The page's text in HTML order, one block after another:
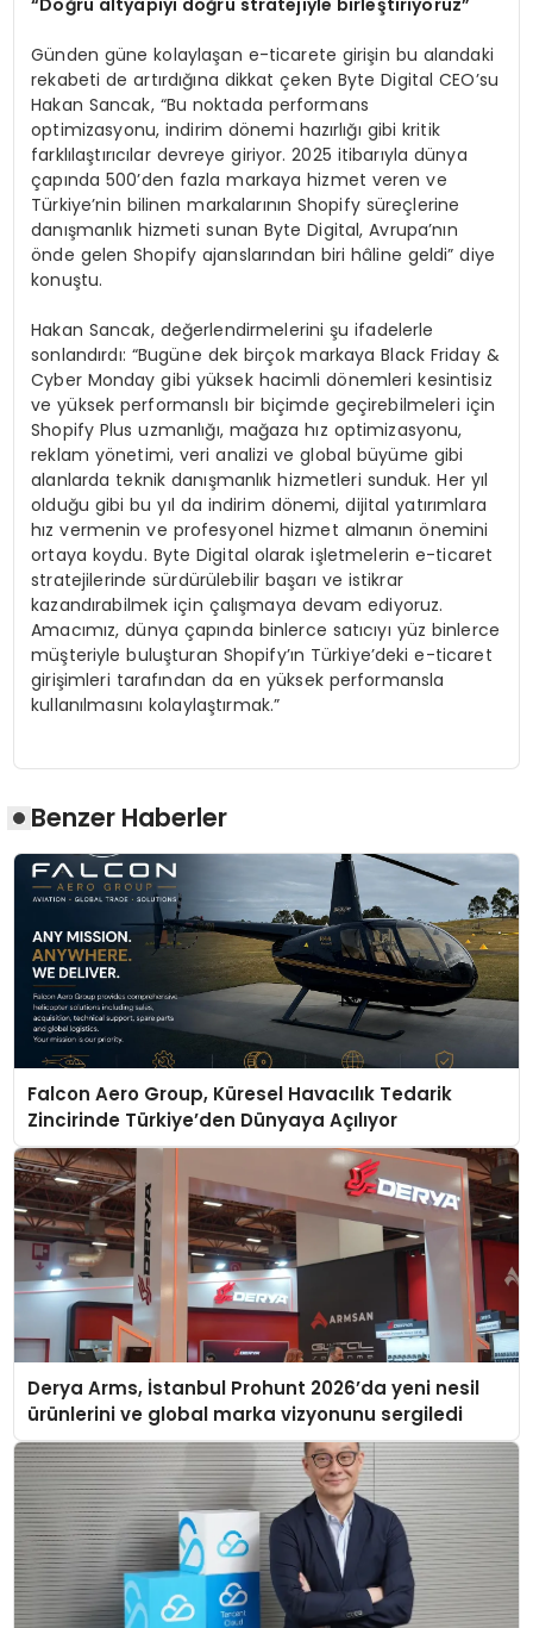
“Doğru altyapıyı doğru stratejiyle birleştiriyoruz”
Günden güne kolaylaşan e-ticarete girişin bu alandaki
rekabeti de artırdığına dikkat çeken Byte Digital CEO’su
Hakan Sancak, “Bu noktada performans
optimizasyonu, indirim dönemi hazırlığı gibi kritik
farklılaştırıcılar devreye giriyor. 2025 itibarıyla dünya
çapında 500’den fazla markaya hizmet veren ve
Türkiye’nin bilinen markalarının Shopify süreçlerine
danışmanlık hizmeti sunan Byte Digital, Avrupa’nın
önde gelen Shopify ajanslarından biri hâline geldi” diye
konuştu.
Hakan Sancak, değerlendirmelerini şu ifadelerle
sonlandırdı: “Bugüne dek birçok markaya Black Friday &
Cyber Monday gibi yüksek hacimli dönemleri kesintisiz
ve yüksek performanslı bir biçimde geçirebilmeleri için
Shopify Plus uzmanlığı, mağaza hız optimizasyonu,
reklam yönetimi, veri analizi ve global büyüme gibi
alanlarda teknik danışmanlık hizmetleri sunduk. Her yıl
olduğu gibi bu yıl da indirim dönemi, dijital yatırımlara
hız vermenin ve profesyonel hizmet almanın önemini
ortaya koydu. Byte Digital olarak işletmelerin e-ticaret
stratejilerinde sürdürülebilir başarı ve istikrar
kazandırabilmek için çalışmaya devam ediyoruz.
Amacımız, dünya çapında binlerce satıcıyı yüz binlerce
müşteriyle buluşturan Shopify’ın Türkiye’deki e-ticaret
girişimleri tarafından da en yüksek performansla
kullanılmasını kolaylaştırmak.”
Benzer Haberler
Falcon Aero Group, Küresel Havacılık Tedarik
Zincirinde Türkiye’den Dünyaya Açılıyor
Derya Arms, İstanbul Prohunt 2026’da yeni nesil
ürünlerini ve global marka vizyonunu sergiledi